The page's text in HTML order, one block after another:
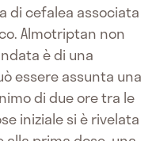
di cefalea associata
Almotriptan non
è di una
essere assunta una
di due ore tra le
iniziale si è rivelata